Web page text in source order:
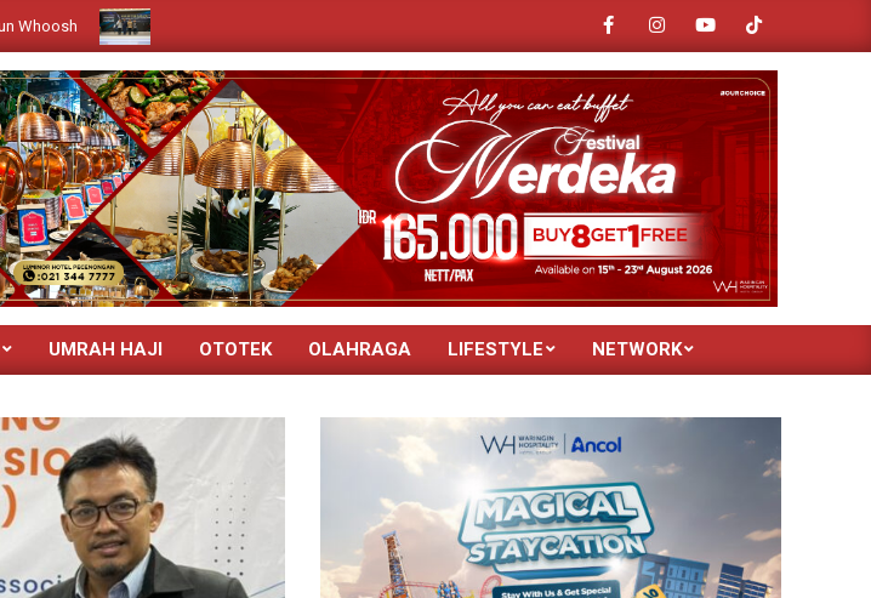
GIIAS 2026 BAGIKAN PANDANGAN MASA DEPAN INDUSTRI OTOMOTIF LEWAT GIAC DAN DAILY SEMINAR
Primary
Menu
UMRAH HAJI OTOTEK OLAHRAGA LIFESTYLE NETWORK